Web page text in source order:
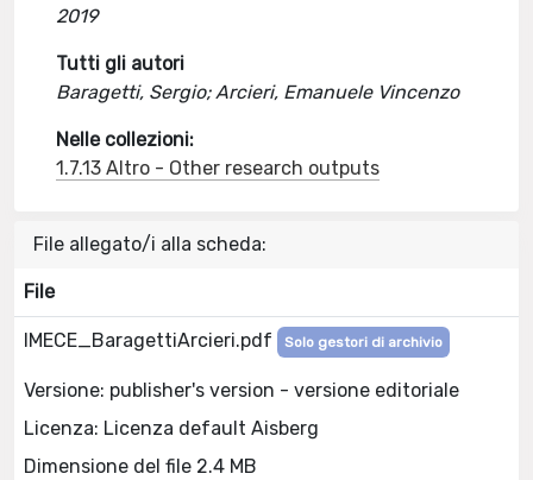
2019
Tutti gli autori
Baragetti, Sergio; Arcieri, Emanuele Vincenzo
Nelle collezioni:
1.7.13 Altro - Other research outputs
File allegato/i alla scheda:
File
IMECE_BaragettiArcieri.pdf Solo gestori di archivio
Versione: publisher's version - versione editoriale
Licenza: Licenza default Aisberg
Dimensione del file 2.4 MB